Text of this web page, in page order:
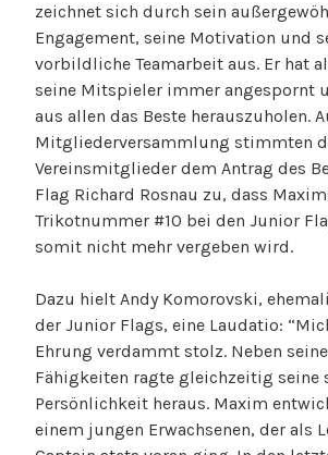
zeichnet sich durch sein
Engagement, seine Motivation und
vorbildliche Teamarbeit aus. Er hat
seine Mitspieler immer angespornt
aus allen das Beste herauszuholen.
Mitgliederversammlung stimmten
Vereinsmitglieder dem Antrag des
Flag Richard Rosnau zu, dass
Trikotnummer #10 bei den Junior
somit nicht mehr vergeben wird.
Dazu hielt Andy Komorovski,
der Junior Flags, eine Laudatio:
Ehrung verdammt stolz. Neben
Fähigkeiten ragte gleichzeitig seine
Persönlichkeit heraus. Maxim
einem jungen Erwachsenen, der als